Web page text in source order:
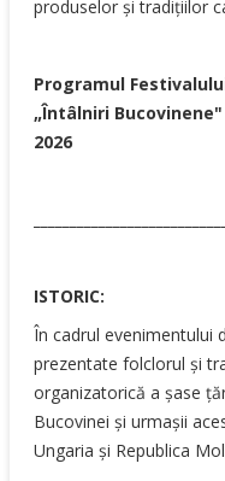
produselor și tradițiilor
Programul
„Întâlniri Bucovinene"
2026
ISTORIC:
În cadrul evenimentului
prezentate folclorul și
organizatorică a șase
Bucovinei și urmașii
Ungaria și Republica